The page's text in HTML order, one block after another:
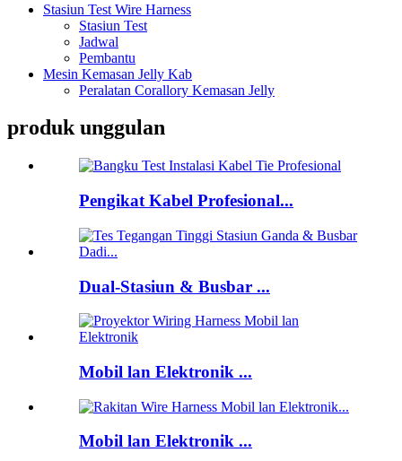
Stasiun Test Wire Harness
Stasiun Test
Jadwal
Pembantu
Mesin Kemasan Jelly Kab
Peralatan Corallory Kemasan Jelly
produk unggulan
Pengikat Kabel Profesional...
Dual-Stasiun & Busbar ...
Mobil lan Elektronik ...
Mobil lan Elektronik ...